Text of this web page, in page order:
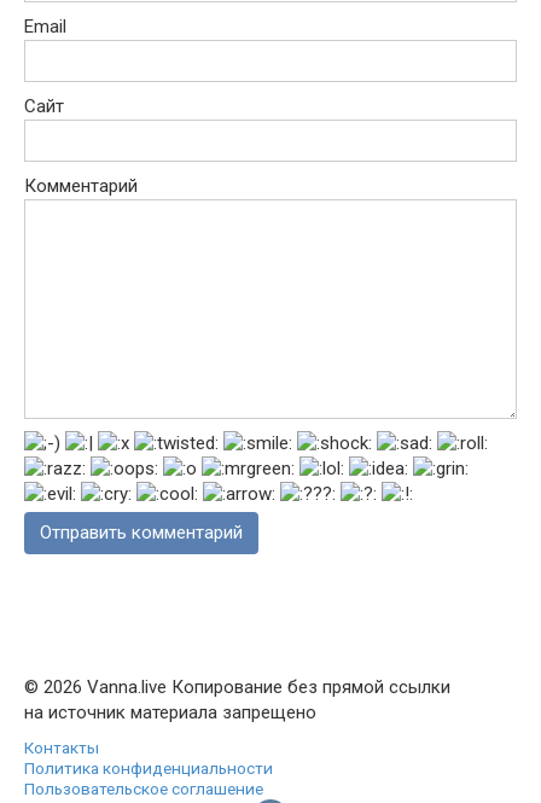
Email
Сайт
Комментарий
© 2026 Vanna.live Копирование без прямой ссылки
на источник материала запрещено
Контакты
Политика конфиденциальности
Пользовательское соглашение